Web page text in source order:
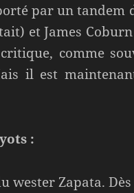
par un tandem
et James
comme
il est
:
wester Zapata.